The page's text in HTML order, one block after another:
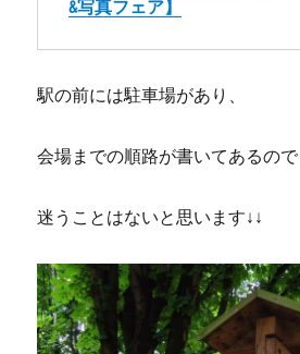
&写真フェア】
駅の前には駐車場があり、
会場までの順路が書いてあるので
迷うことはないと思います↓↓